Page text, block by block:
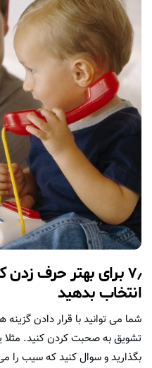
۷٫ برای بهتر حرف
انتخاب بدهید
شما می توانید با قرار دادن گزینه
تشویق به صحبت کردن کنید.
بگذارید و سوال کنید که سیب را